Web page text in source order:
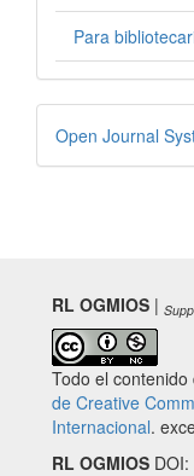
Para
por
Open Journal
RL OGMIOS |
Todo el contenido
de Creative
Internacional.
RL OGMIOS DOI: